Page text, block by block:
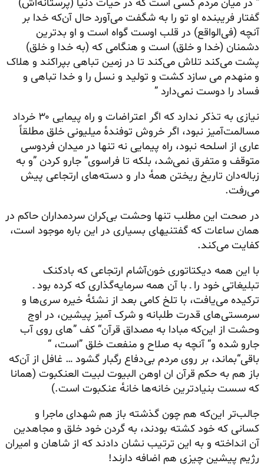
“ در میان مردم کسی است که در حیات دنیا (پرستانه‌اش)
گفتار فریبنده او تو را به شگفت می‌آورد حال آن‌که خدا بر
آنچه (فی‌الواقع) در قلب اوست گواه است و او بدترین
دشمنان (خدا و خلق) است و هنگامی که (به خدا و خلق)
پشت می‌کند تلاش می‌کند تا در زمین تباهی بپراکند و هلاک
و منهدم می سازد کشت و تولید و نسل را و خدا تباهی و
فساد را دوست نمی‌دارد ”
نیازی به تذکر ندارد که اگر اعتراضات و راه پیمایی ۳۰ خرداد
مسالمت‌آمیز نبود، اگر خروش توفنده‌ٔ میلیونی خلق مطلقاً
عاری از اسلحه نبود، راه پیمایی نه تنها در میدان فردوسی
متوقف و متفرق نمی‌شد، بلکه تا فراسوی“ جارو کردن ”و به
زباله‌دان تاریخ ریختن همه‌ٔ دار و دسته‌های ارتجاعی پیش
می‌رفت.
در صحت این مطلب تنها وحشت بی‌کران سردمداران حاکم در
همان ساعات که گفتنیهای بسیاری در این باره موجود است،
کفایت می‌کند.
با این همه دیکتاتوری خون‌آشام ارتجاعی که بادکنک
تبلیغاتی خود را ـ با آن همه سرمایه‌گذاری که کرده بود ـ
ترکیده می‌یافت، با تلخ کامی بعد از نشئه‌ٔ خیره سری‌ها و
سرمستی‌های قدرت طلبانه و شرک آمیز پیشین، در اوج
وحشت از این‌که مبادا به مصداق قرآن“ کف ”های روی آب
جارو شده و“ آنچه به صلاح و منفعت خلق ”است، “
باقی“بماند، بر روی مردم بی‌دفاع رگبار گشود … غافل از آن‌که
باز هم به حکم قرآن ان اوهن البیوت لبیت العنکبوت (همانا
که سست بنیادترین خانه‌ها خانه‌ٔ عنکبوت است.)
جالب‌تر این‌که هم چون گذشته باز هم شهدای ماجرا و
کسانی که خود کشته بودند، به گردن خود خلق و مجاهدین
آن انداخته و به این ترتیب نشان دادند که از شاهان و امیران
رژیم پیشین چیزی هم اضافه دارند!